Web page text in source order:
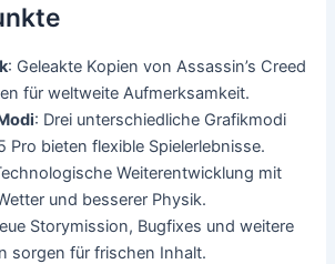
: Geleakte Kopien von Assassin’s Creed
für weltweite Aufmerksamkeit.
: Drei unterschiedliche Grafikmodi
Pro bieten flexible Spielerlebnisse.
Weiterentwicklung mit
und besserer Physik.
Storymission, Bugfixes und weitere
sorgen für frischen Inhalt.